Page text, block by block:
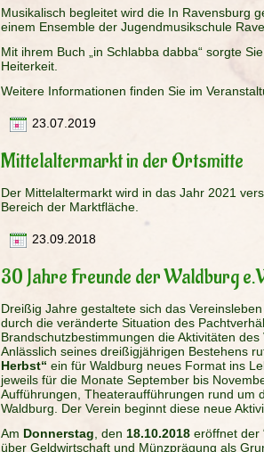
Musikalisch begleitet wird die In Ravensburg
einem Ensemble der Jugendmusikschule
Mit ihrem Buch „in Schlabba dabba“ sorgte
Heiterkeit.
Weitere Informationen finden Sie im
23.07.2019
Mittelaltermarkt in der Ortsmitte
Der Mittelaltermarkt wird in das Jahr 2021
Bereich der Marktfläche.
23.09.2018
30 Jahre Freunde der Waldburg
Dreißig Jahre gestaltete sich das
durch die veränderte Situation des
Brandschutzbestimmungen die Aktivitäten
Anlässlich seines dreißigjährigen Bestehens
Herbst“ ein für Waldburg neues Format ins
jeweils für die Monate September bis
Aufführungen, Theateraufführungen rund um
Waldburg. Der Verein beginnt diese neue
Am Donnerstag , den 18.10.2018 eröffnet der
über Geldwirtschaft und Münzprägung als